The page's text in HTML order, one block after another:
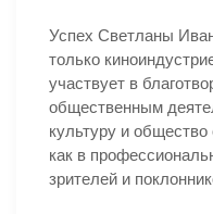
Успех Светланы
только
участвует в
общественным
культуру и
как в
зрителей и